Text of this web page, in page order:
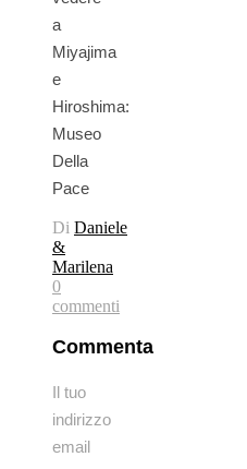
a
Miyajima
e
Hiroshima:
Museo
Della
Pace
Di Daniele
&
Marilena
0
commenti
Commenta
Il tuo
indirizzo
email